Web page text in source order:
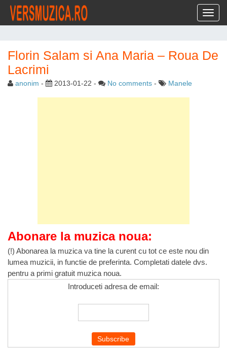
Florin Salam si Ana Maria – Roua De
Lacrimi
anonim - 2013-01-22 - No comments - Manele
Abonare la muzica noua:
(!) Abonarea la muzica va tine la curent cu tot ce este nou din
lumea muzicii, in functie de preferinta. Completati datele dvs.
pentru a primi gratuit muzica noua.
Introduceti adresa de email: